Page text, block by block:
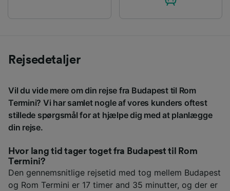
Rejsedetaljer
Vil du vide mere om din rejse fra Budapest til Rom
Termini? Vi har samlet nogle af vores kunders oftest
stillede spørgsmål for at hjælpe dig med at planlægge
din rejse.
Hvor lang tid tager toget fra Budapest til Rom
Termini?
Den gennemsnitlige rejsetid med tog mellem Budapest
og Rom Termini er 17 timer and 35 minutter, og der er